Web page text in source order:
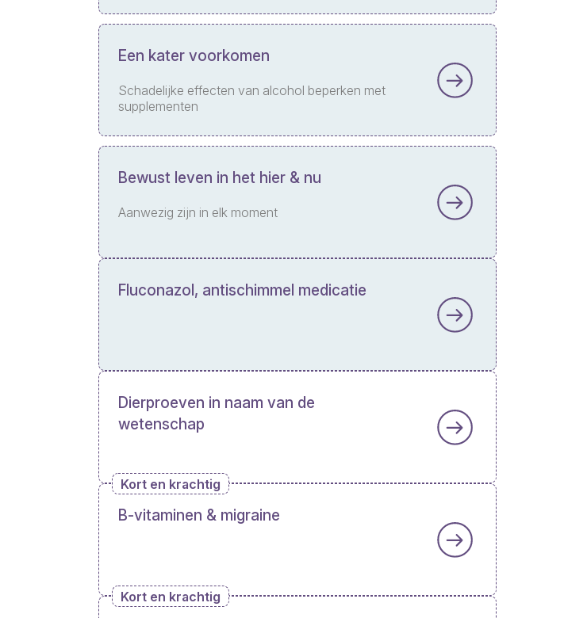
Een kater voorkomen
Schadelijke effecten van alcohol beperken met
supplementen
Bewust leven in het hier & nu
Aanwezig zijn in elk moment
Fluconazol, antischimmel medicatie
Dierproeven in naam van de
wetenschap
Kort en krachtig
B-vitaminen & migraine
Kort en krachtig